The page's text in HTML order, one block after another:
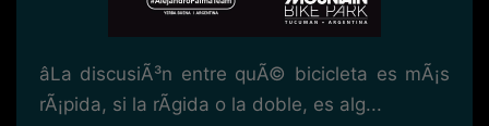
âLa discusiÃ³n entre quÃ© bicicleta es mÃ¡s
rÃ¡pida, si la rÃ­gida o la doble, es alg...